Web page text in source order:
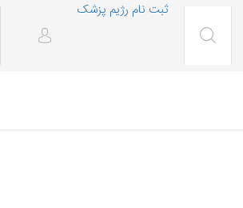
ثبت نام رژیم پزشک